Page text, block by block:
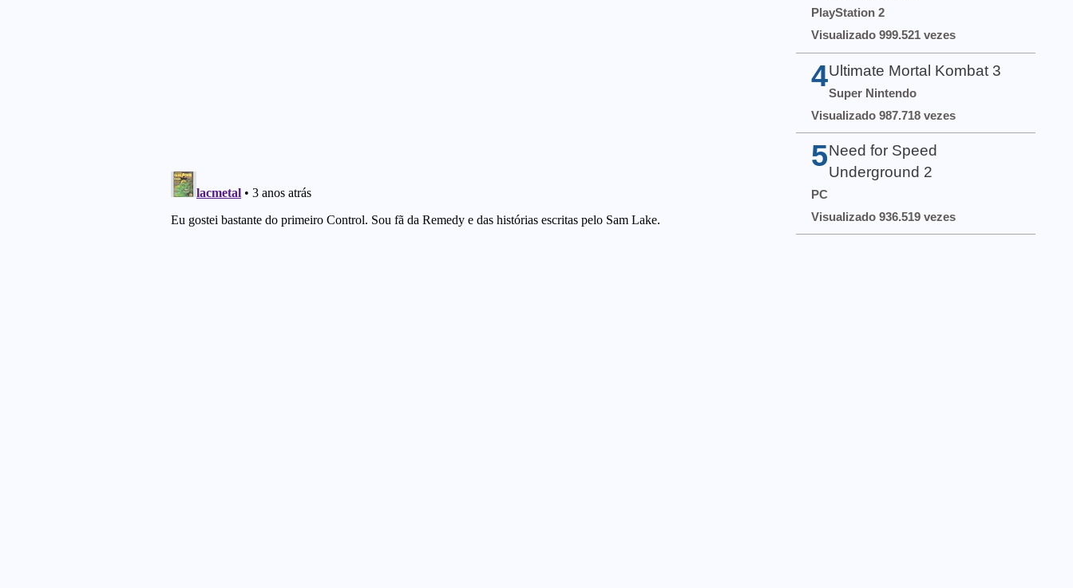
PlayStation 2
Visualizado 999.521 vezes
4 Ultimate Mortal Kombat 3
Super Nintendo
Visualizado 987.718 vezes
5 Need for Speed
Underground 2
PC
Visualizado 936.519 vezes